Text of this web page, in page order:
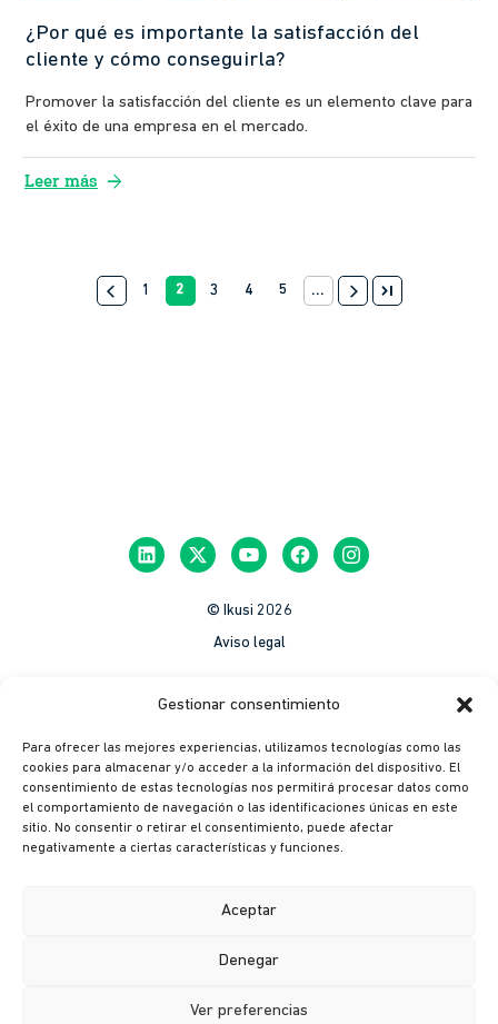
Gestionar consentimiento
Para ofrecer las mejores experiencias, utilizamos tecnologías como las
cookies para almacenar y/o acceder a la información del dispositivo. El
consentimiento de estas tecnologías nos permitirá procesar datos como
el comportamiento de navegación o las identificaciones únicas en este
sitio. No consentir o retirar el consentimiento, puede afectar
negativamente a ciertas características y funciones.
Aceptar
Denegar
Ver preferencias
¿Por qué es importante la satisfacción del
cliente y cómo conseguirla?
Promover la satisfacción del cliente es un elemento clave para
el éxito de una empresa en el mercado.
Leer más arrow_forward
arrow_back_ios 1 2 3 4 5 ... arrow_forward_ios last_page
© Ikusi 2026
Aviso legal
Política de Privacidad
México
Colombia
México
Canal ético